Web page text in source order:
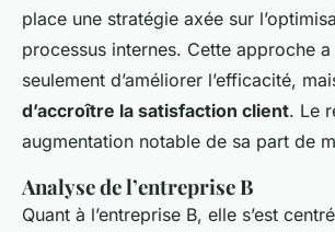
place une stratégie axée sur
processus internes. Cette approche
seulement d’améliorer l’efficacité,
d’accroître la satisfaction client. Le
augmentation notable de sa part de
Analyse de l’entreprise B
Quant à l’entreprise B, elle s’est